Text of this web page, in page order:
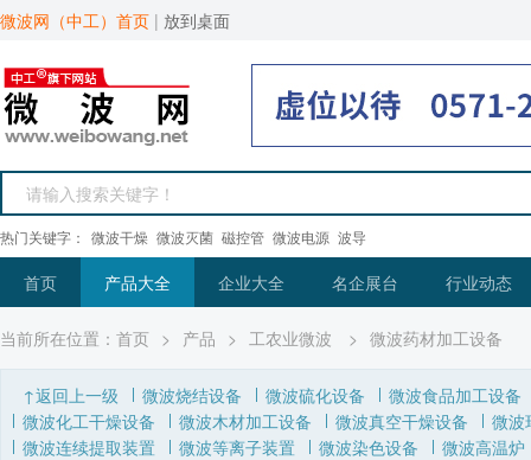
微波网（中工）首页 | 放到桌面
热门关键字： 微波干燥 微波灭菌 磁控管 微波电源 波导
首页 产品大全 企业大全 名企展台 行业动态
当前所在位置： 首页 > 产品 > 工农业微波 > 微波药材加工设备
↑返回上一级 微波烧结设备 微波硫化设备
微波食品加工设备
微波化工干燥设备
微波木材加工设备 微波真空干燥设备
微波
微波连续提取装置
微波等离子装置 微波染色设备
微波高温炉